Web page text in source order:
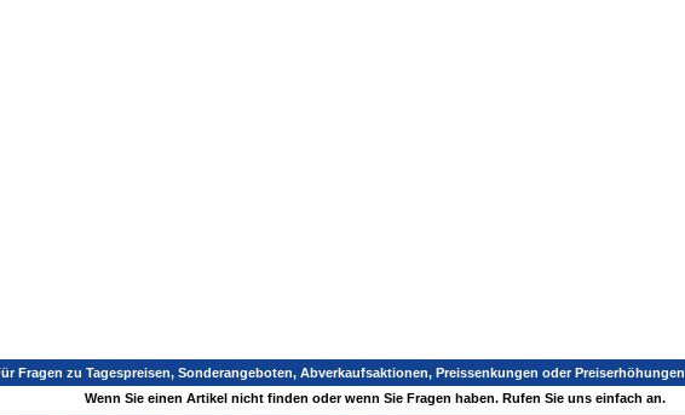
Fragen zu Tagespreisen, Sonderangeboten, Abverkaufsaktionen, Preissenkungen oder Preiserhöhungen
Wenn Sie einen Artikel nicht finden oder wenn Sie Fragen haben. Rufen Sie uns einfach an.